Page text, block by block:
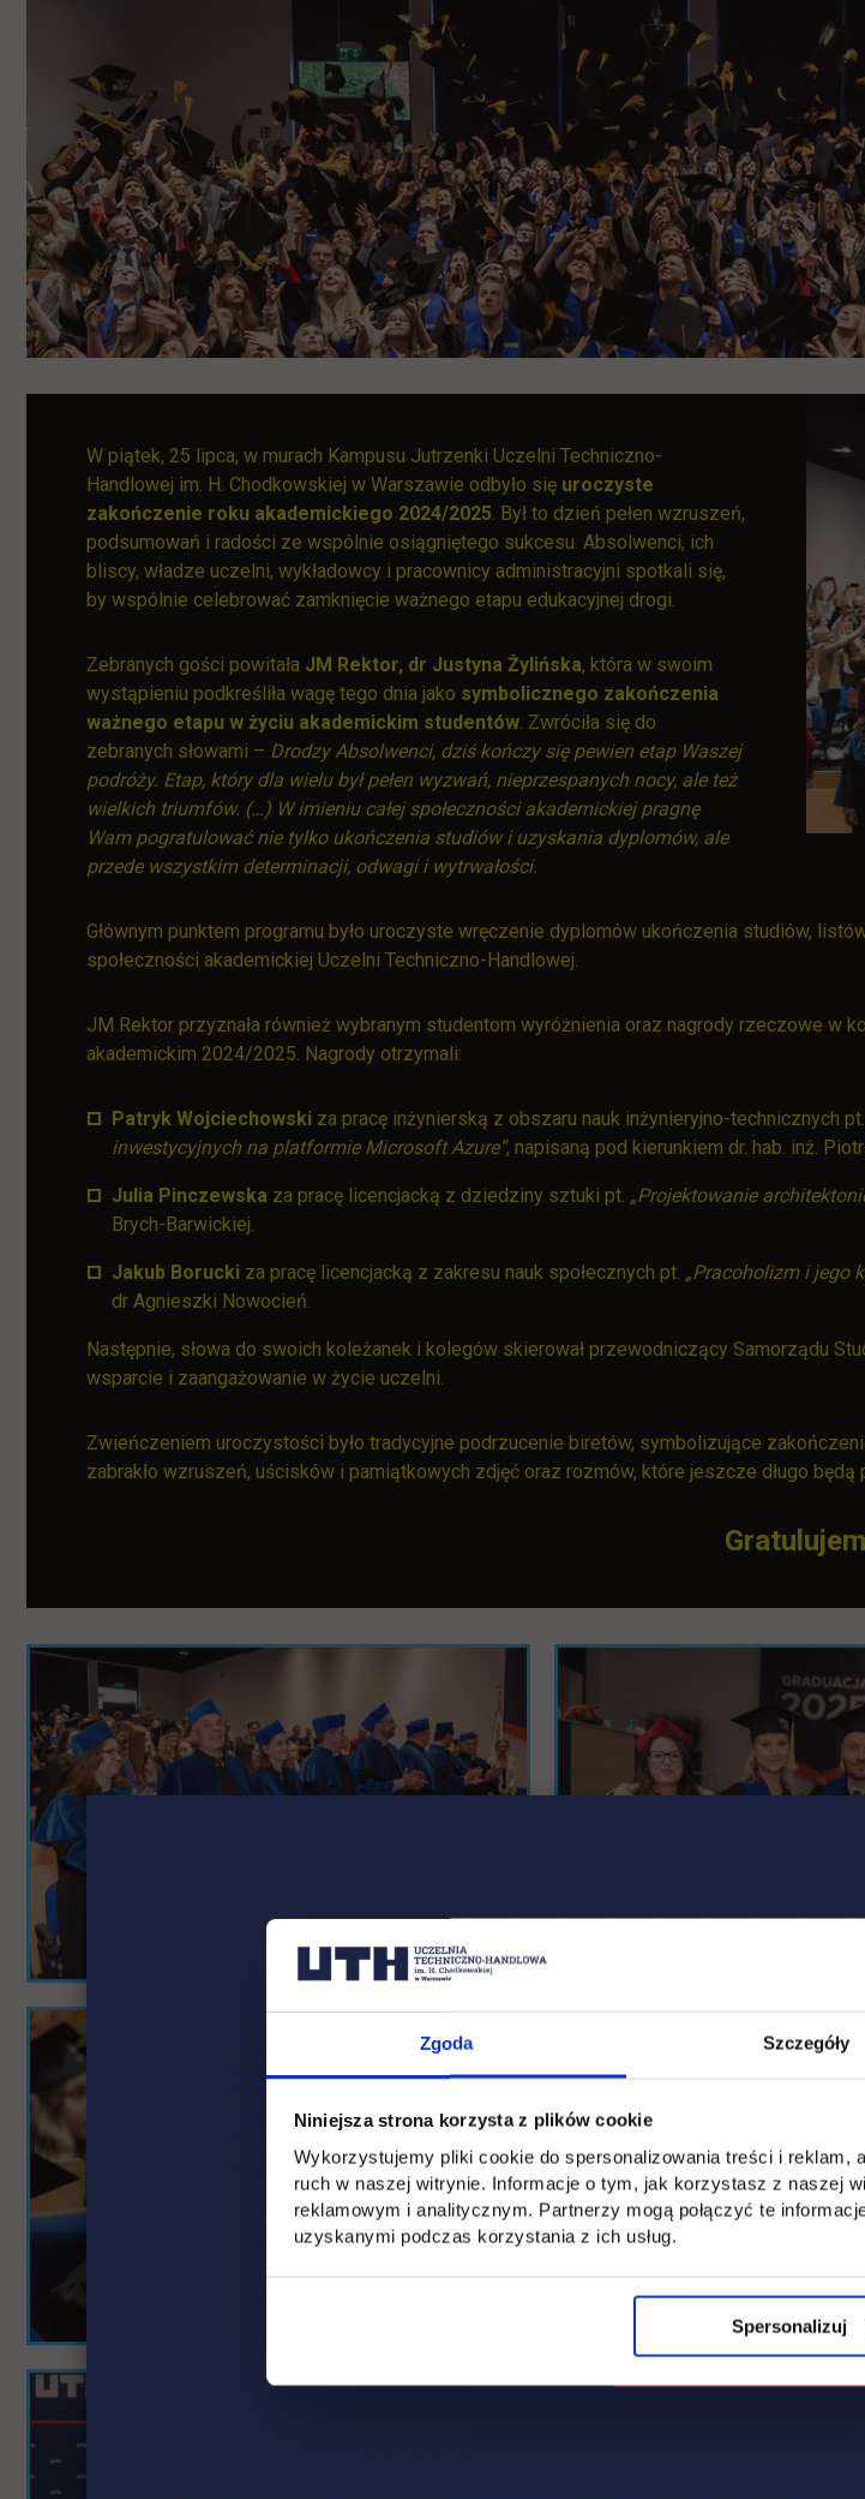
Zgoda Szczegóły
Niniejsza strona korzysta z plików cookie
Wykorzystujemy pliki cookie do spersonalizowania treści i reklam,
ruch w naszej witrynie. Informacje o tym, jak korzystasz z naszej
reklamowym i analitycznym. Partnerzy mogą połączyć te
uzyskanymi podczas korzystania z ich usług.
Spersonalizuj
W piątek, 25 lipca, w murach Kampusu Jutrzenki Uczelni Techniczno-
Handlowej im. H. Chodkowskiej w Warszawie odbyło się uroczyste
zakończenie roku akademickiego 2024/2025. Był to dzień pełen wzruszeń,
podsumowań i radości ze wspólnie osiągniętego sukcesu. Absolwenci, ich
bliscy, władze uczelni, wykładowcy i pracownicy administracyjni spotkali się,
by wspólnie celebrować zamknięcie ważnego etapu edukacyjnej drogi.
Zebranych gości powitała JM Rektor, dr Justyna Żylińska, która w swoim
wystąpieniu podkreśliła wagę tego dnia jako symbolicznego zakończenia
ważnego etapu w życiu akademickim studentów. Zwróciła się do
zebranych słowami – Drodzy Absolwenci, dziś kończy się pewien etap Waszej
podróży. Etap, który dla wielu był pełen wyzwań, nieprzespanych nocy, ale też
wielkich triumfów. (…) W imieniu całej społeczności akademickiej pragnę
Wam pogratulować nie tylko ukończenia studiów i uzyskania dyplomów, ale
przede wszystkim determinacji, odwagi i wytrwałości.
Głównym punktem programu było uroczyste wręczenie dyplomów ukończenia studiów,
społeczności akademickiej Uczelni Techniczno-Handlowej.
JM Rektor przyznała również wybranym studentom wyróżnienia oraz nagrody rzeczowe w
akademickim 2024/2025. Nagrody otrzymali:
Patryk Wojciechowski za pracę inżynierską z obszaru nauk inżynieryjno-technicznych pt.
inwestycyjnych na platformie Microsoft Azure”, napisaną pod kierunkiem dr. hab. inż.
Julia Pinczewska za pracę licencjacką z dziedziny sztuki pt. „Projektowanie
Brych-Barwickiej.
Jakub Borucki za pracę licencjacką z zakresu nauk społecznych pt. „Pracoholizm i jego
dr Agnieszki Nowocień.
Następnie, słowa do swoich koleżanek i kolegów skierował przewodniczący Samorządu
wsparcie i zaangażowanie w życie uczelni.
Zwieńczeniem uroczystości było tradycyjne podrzucenie biretów, symbolizujące
zabrakło wzruszeń, uścisków i pamiątkowych zdjęć oraz rozmów, które jeszcze długo
Pomiń